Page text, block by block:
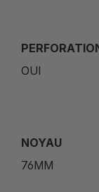
OUI
NOYAU
76MM